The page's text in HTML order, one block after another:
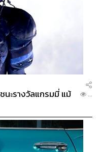
ะรางวัลแกรมมี่ แม้
...